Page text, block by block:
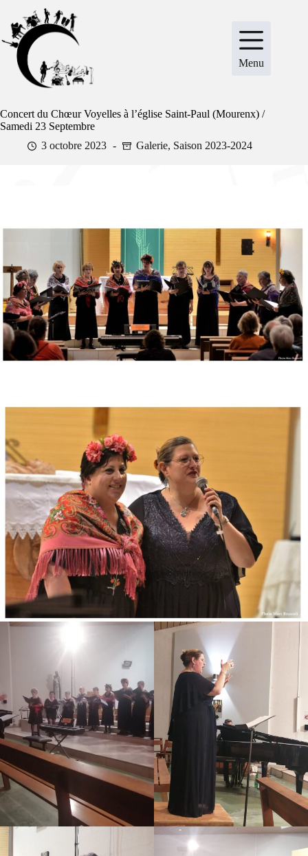
contenu
Menu
Concert du Chœur Voyelles à l’église Saint-Paul (Mourenx) /
Samedi 23 Septembre
3 octobre 2023
Galerie, Saison 2023-2024